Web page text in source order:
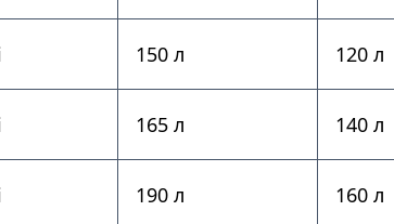
150 л 120 л
165 л 140 л
190 л 160 л